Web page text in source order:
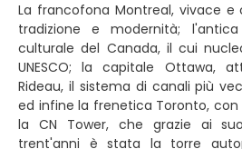
La francofona Montreal, vivace e
tradizione e modernità;
culturale del Canada, il cui
UNESCO; la capitale Ottawa,
Rideau, il sistema di canali più
ed infine la frenetica Toronto,
la CN Tower, che grazie ai
trent'anni è stata la torre